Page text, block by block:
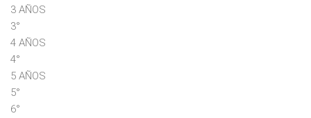
3 AÑOS
3°
4 AÑOS
4°
5 AÑOS
5°
6°